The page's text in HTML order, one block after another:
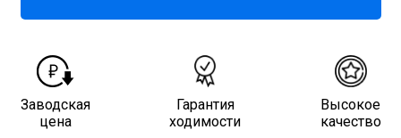
Заводская
цена
Гарантия
ходимости
Высокое
качество